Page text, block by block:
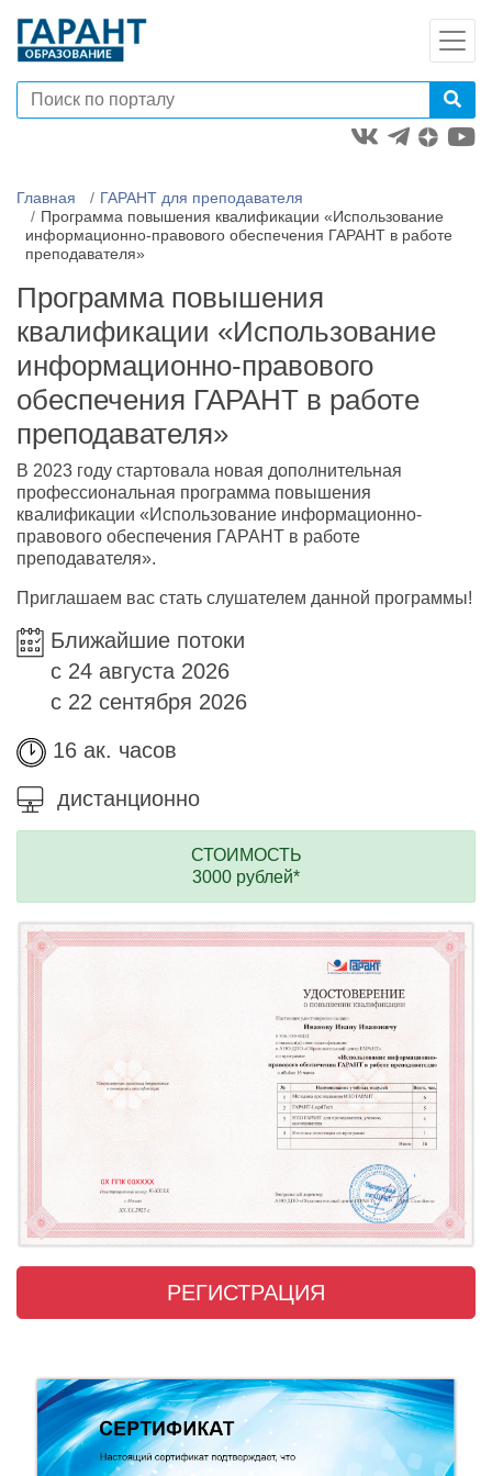
Главная
ГАРАНТ для преподавателя
Программа повышения квалификации «Использование
информационно-правового обеспечения ГАРАНТ в работе
преподавателя»
Программа повышения
квалификации «Использование
информационно-правового
обеспечения ГАРАНТ в работе
преподавателя»
В 2023 году стартовала новая дополнительная
профессиональная программа повышения
квалификации «Использование информационно-
правового обеспечения ГАРАНТ в работе
преподавателя».
Приглашаем вас стать слушателем данной программы!
Ближайшие потоки
с 24 августа 2026
с 22 сентября 2026
16 ак. часов
дистанционно
СТОИМОСТЬ
3000 рублей*
РЕГИСТРАЦИЯ